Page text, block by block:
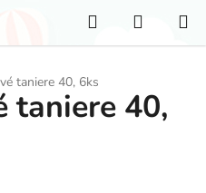
Hľadať
KOŠÍK
taniere 40, 6ks
taniere 40,